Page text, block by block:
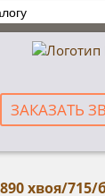
ЗАКАЗАТЬ
хвоя/